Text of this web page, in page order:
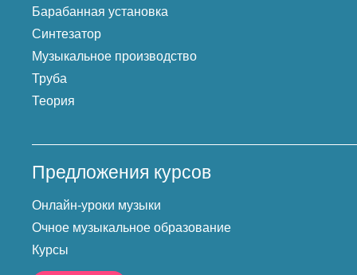
Барабанная установка
Синтезатор
Музыкальное производство
Труба
Теория
Предложения курсов
Онлайн-уроки музыки
Очное музыкальное образование
Курсы